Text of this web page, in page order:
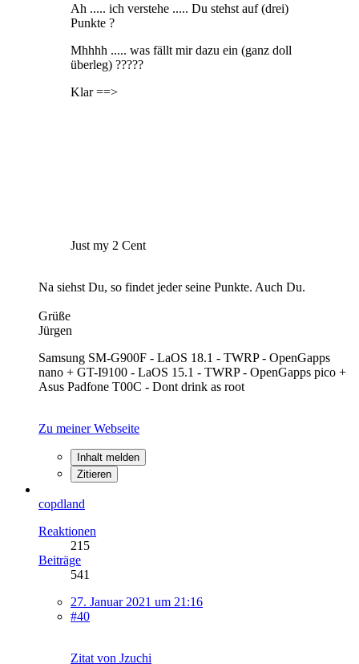
Ah ..... ich verstehe ..... Du stehst auf (drei)
Punkte ?
Mhhhh ..... was fällt mir dazu ein (ganz doll
überleg) ?????
Klar ==>
Just my 2 Cent
Na siehst Du, so findet jeder seine Punkte. Auch Du.
Grüße
Jürgen
Samsung SM-G900F - LaOS 18.1 - TWRP - OpenGapps
nano + GT-I9100 - LaOS 15.1 - TWRP - OpenGapps pico +
Asus Padfone T00C - Dont drink as root
Zu meiner Webseite
Inhalt melden
Zitieren
copdland
Reaktionen
215
Beiträge
541
27. Januar 2021 um 21:16
#40
Zitat von Jzuchi